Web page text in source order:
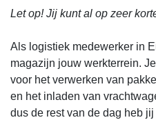
Let op! Jij kunt al op zeer
Als logistiek medewerker in
magazijn jouw werkterrein.
voor het verwerken van
en het inladen van
dus de rest van de dag heb